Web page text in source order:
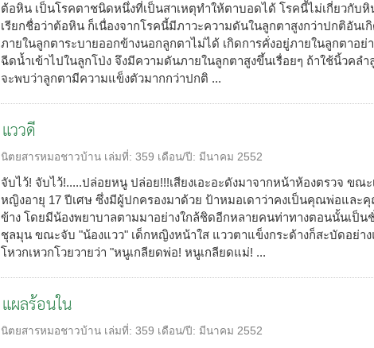
ต้อหิน เป็นโรคตาชนิดหนึ่งที่เป็นสาเหตุทำให้ตาบอดได้ โรคนี้ไม่เกี่ยวกับ
เรียกชื่อว่าต้อหิน ก็เนื่องจากโรคนี้มีภาวะความดันในลูกตาสูงกว่าปกติอันเกิ
ภายในลูกตาระบายออกข้างนอกลูกตาไม่ได้ เกิดการคั่งอยู่ภายในลูกตาอย่
ฉีดน้ำเข้าไปในลูกโป่ง จึงมีความดันภายในลูกตาสูงขึ้นเรื่อยๆ ถ้าใช้นิ้วคล
จะพบว่าลูกตามีความแข็งตัวมากกว่าปกติ ...
แววดี
นิตยสารหมอชาวบ้าน เล่มที่: 359 เดือน/ปี: มีนาคม 2552
จับไว้! จับไว้!.....ปล่อยหนู ปล่อย!!!เสียงเอะอะดังมาจากหน้าห้องตรวจ ขณ
หญิงอายุ 17 ปีเศษ ซึ่งมีผู้ปกครองมาด้วย ป้าหมอเดาว่าคงเป็นคุณพ่อและ
ข้าง โดยมีน้องพยาบาลตามมาอย่างใกล้ชิดอีกหลายคนท่าทางตอนนั้นเป็น
ชุลมุน ขณะจับ "น้องแวว" เด็กหญิงหน้าใส แววตาแข็งกระด้างก็สะบัดอย่า
โหวกเหวกโวยวายว่า "หนูเกลียดพ่อ! หนูเกลียดแม่! ...
แผลร้อนใน
นิตยสารหมอชาวบ้าน เล่มที่: 359 เดือน/ปี: มีนาคม 2552